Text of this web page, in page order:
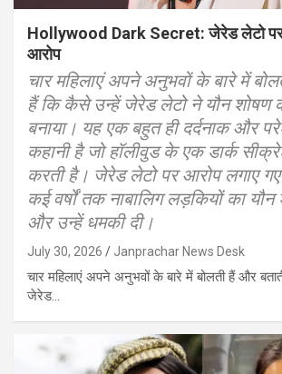
Hollywood Dark Secret: जेरेड लेटो
आरोप
चार महिलाएं अपने अनुभवों के बारे में
हैं कि कैसे उन्हें जेरेड लेटो ने यौन शोषण
बनाया। यह एक बहुत ही दर्दनाक और
कहानी है जो हॉलीवुड के एक डार्क
करती है। जेरेड लेटो पर आरोप लगाए गए
कई वर्षों तक नाबालिग लड़कियों का यौन
और उन्हें धमकी दी।
July 30, 2026 Janprachar News Desk
चार महिलाएं अपने अनुभवों के बारे में बोलती हैं और
जेरेड…